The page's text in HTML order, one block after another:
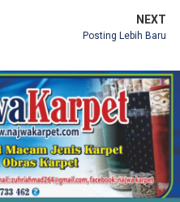
NEXT
Posting Lebih Baru